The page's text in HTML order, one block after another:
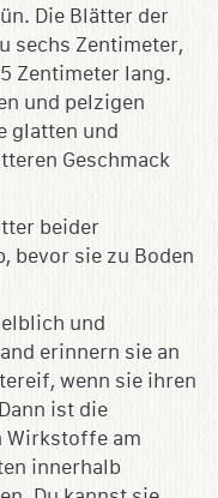
Die Blätter der
sechs Zentimeter,
Zentimeter lang.
und pelzigen
glatten und
Geschmack
beider
bevor sie zu Boden
und
erinnern sie an
wenn sie ihren
ist die
Wirkstoffe am
innerhalb